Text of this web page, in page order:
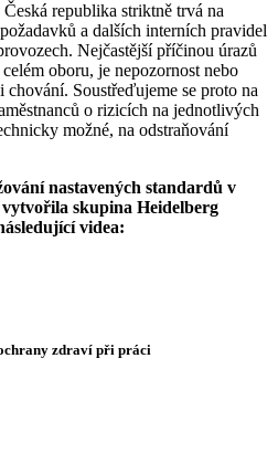
republika striktně trvá na
a dalších interních pravidel
Nejčastější příčinou úrazů
oboru, je nepozornost nebo
Soustřeďujeme se proto na
o rizicích na jednotlivých
možné, na odstraňování
nastavených standardů v
skupina Heidelberg
videa:
zdraví při práci